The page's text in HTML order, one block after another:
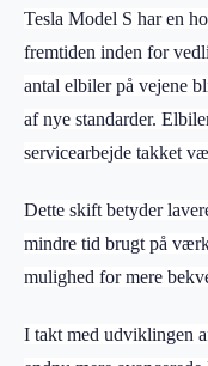
Tesla Model S har en
fremtiden inden for
antal elbiler på vejene
af nye standarder.
servicearbejde takket
Dette skift betyder
mindre tid brugt på
mulighed for mere
I takt med udviklingen